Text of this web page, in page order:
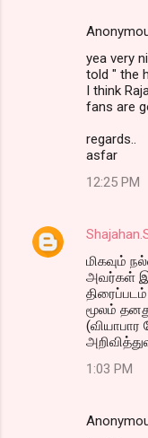
yea very
told " the
I think
fans are
regards..
asfar
12:25 PM
மிகவும்
அவர்கள்
மூலம்
(வியாபார
1:03 PM